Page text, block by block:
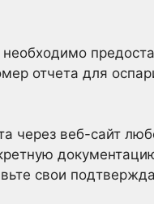
отчета для
через веб-сайт
свои